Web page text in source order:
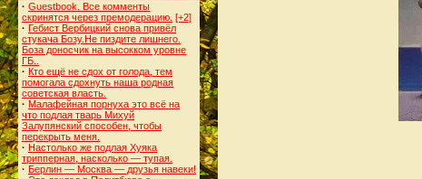
· Guestbook. Все комменты
скринятся через премодерацию. [+2]
· Гебист Вербицкий снова привёл
стукача Бозу.Не пиздите лишнего.
Боза доносчик на высокком уровне
ГБ..
· Кто ещё не сдох от голода, тем
помогала сдохнуть наша родная
советская власть.
· Малафейная порнуха это всё на
что подлая тварь Михуй
Залупянский способен, чтобы
перекрыть меня.
· Настолько же подлая Хуяка
трипперная, насколько — тупая.
· Берлин — Москва — друзья навеки!